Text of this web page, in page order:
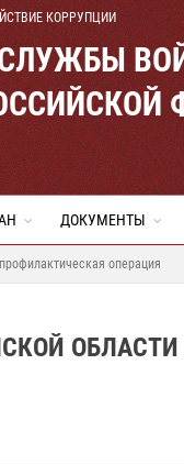
КОРРУПЦИИ
ДОКУМЕНТЫ
операция